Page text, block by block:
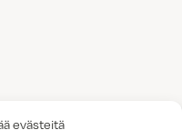
evästeitä